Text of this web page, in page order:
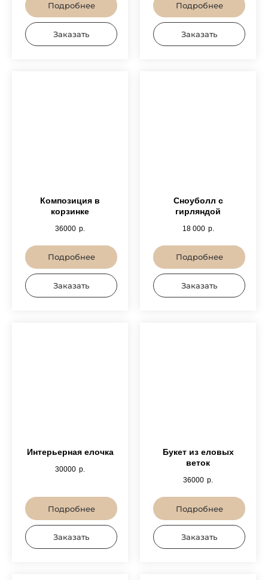
Подробнее
Заказать
Подробнее
Заказать
Композиция в
корзинке
36000 р.
Подробнее
Заказать
Сноуболл с
гирляндой
18 000 р.
Подробнее
Заказать
Интерьерная елочка
30000 р.
Подробнее
Заказать
Букет из еловых
веток
36000 р.
Подробнее
Заказать